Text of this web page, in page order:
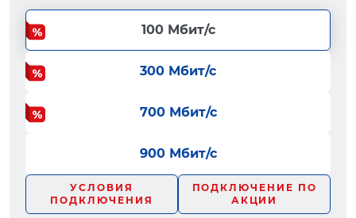
100 Мбит/с
300 Мбит/с
700 Мбит/с
900 Мбит/с
УСЛОВИЯ
ПОДКЛЮЧЕНИЯ
ПОДКЛЮЧЕНИЕ ПО
АКЦИИ